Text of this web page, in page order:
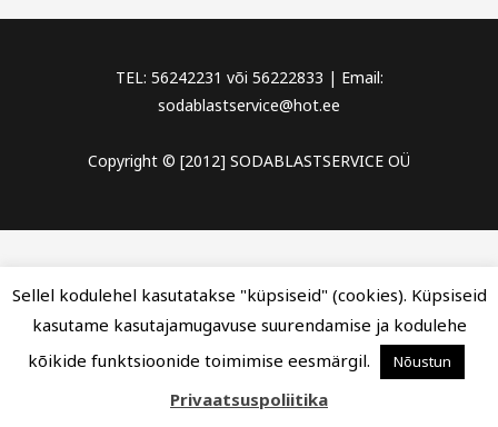
TEL: 56242231 või 56222833 | Email:
sodablastservice@hot.ee
Copyright © [2012] SODABLASTSERVICE OÜ
Sellel kodulehel kasutatakse "küpsiseid" (cookies). Küpsiseid
kasutame kasutajamugavuse suurendamise ja kodulehe
kõikide funktsioonide toimimise eesmärgil.
Nõustun
Privaatsuspoliitika